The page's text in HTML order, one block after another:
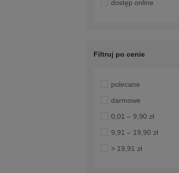
dostęp online
Filtruj po cenie
polecane
darmowe
0,01 – 9,90 zł
9,91 – 19,90 zł
> 19,91 zł